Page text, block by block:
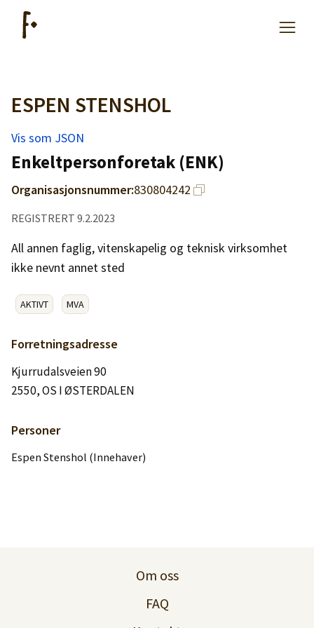
Artikler
Hjelp
Kjøpe lister
Priser
Logg inn
Lag konto
ESPEN STENSHOL
Vis som JSON
Enkeltpersonforetak (ENK)
Organisasjonsnummer:830804242
REGISTRERT 9.2.2023
All annen faglig, vitenskapelig og teknisk virksomhet
ikke nevnt annet sted
AKTIVT MVA
Forretningsadresse
Kjurrudalsveien 90
2550, OS I ØSTERDALEN
Personer
Espen Stenshol (Innehaver)
Om oss
FAQ